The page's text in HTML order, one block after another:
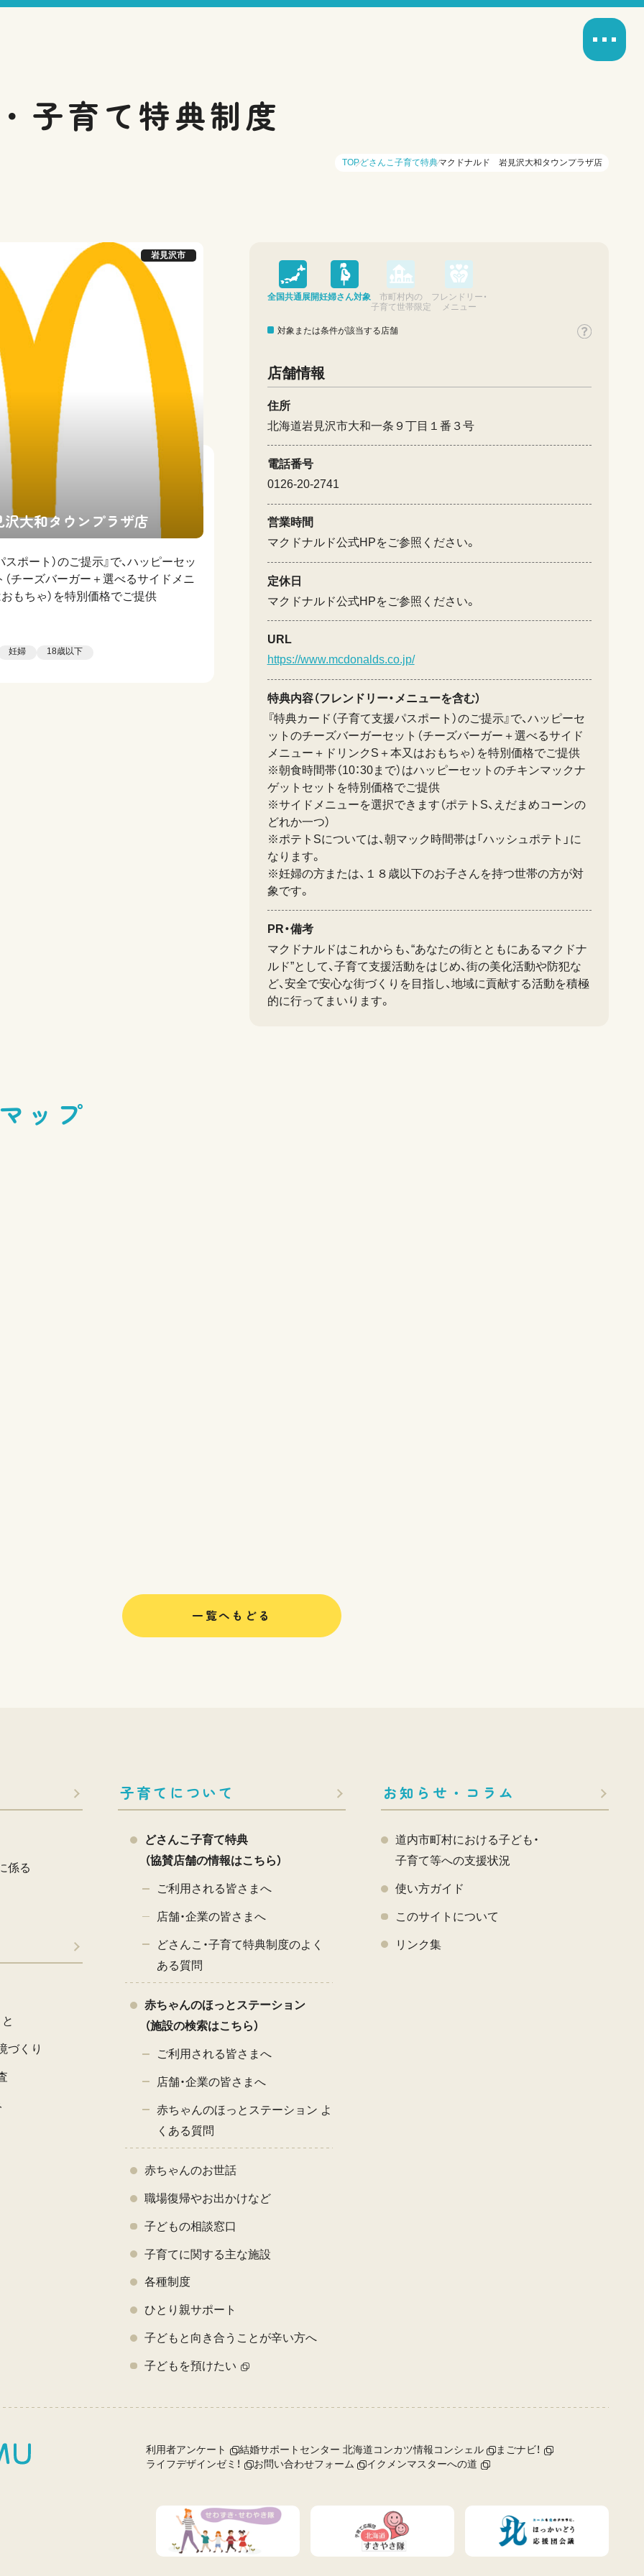
子育て特典制度
TOPどさんこ子育て特典マクドナルド 岩見沢大和タウンプラザ店
岩見沢市
大和タウンプラザ店
ポート）のご提示』で、ハッピーセッ
チーズバーガー＋選べるサイドメニ
もちゃ）を特別価格でご提供
妊婦 18歳以下
全国共通展開妊婦さん対象
市町村内の
子育て世帯限定
フレンドリー・
メニュー
対象または条件が該当する店舗
店舗情報
住所
北海道岩見沢市大和一条９丁目１番３号
電話番号
0126-20-2741
営業時間
マクドナルド公式HPをご参照ください。
定休日
マクドナルド公式HPをご参照ください。
URL
https://www.mcdonalds.co.jp/
特典内容（フレンドリー・メニューを含む）
『特典カード（子育て支援パスポート）のご提示』で、ハッピーセ
ットのチーズバーガーセット（チーズバーガー＋選べるサイド
メニュー＋ドリンクS＋本又はおもちゃ）を特別価格でご提供
※朝食時間帯（10：30まで）はハッピーセットのチキンマックナ
ゲットセットを特別価格でご提供
※サイドメニューを選択できます（ポテトS、えだまめコーンの
どれか一つ）
※ポテトSについては、朝マック時間帯は「ハッシュポテト」に
なります。
※妊婦の方または、１８歳以下のお子さんを持つ世帯の方が対
象です。
PR・備考
マクドナルドはこれからも、“あなたの街とともにあるマクドナ
ルド”として、子育て支援活動をはじめ、街の美化活動や防犯な
ど、安全で安心な街づくりを目指し、地域に貢献する活動を積極
的に行ってまいります。
ップ
一覧へもどる
係る
づくり
子育てについて
どさんこ子育て特典
（協賛店舗の情報はこちら）
ご利用される皆さまへ
店舗・企業の皆さまへ
どさんこ・子育て特典制度のよく
ある質問
赤ちゃんのほっとステーション
（施設の検索はこちら）
ご利用される皆さまへ
店舗・企業の皆さまへ
赤ちゃんのほっとステーション よ
くある質問
赤ちゃんのお世話
職場復帰やお出かけなど
子どもの相談窓口
子育てに関する主な施設
各種制度
ひとり親サポート
子どもと向き合うことが辛い方へ
子どもを預けたい
お知らせ・コラム
道内市町村における子ども・
子育て等への支援状況
使い方ガイド
このサイトについて
リンク集
利用者アンケート 結婚サポートセンター 北海道コンカツ情報コンシェル
まごナビ！
ライフデザインゼミ！
お問い合わせフォーム イクメンマスターへの道